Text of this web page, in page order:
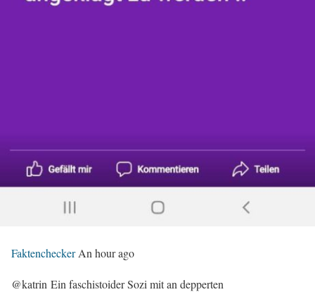
FaktencheckerAn hour ago
@katrin Ein faschistoider Sozi mit an depperten